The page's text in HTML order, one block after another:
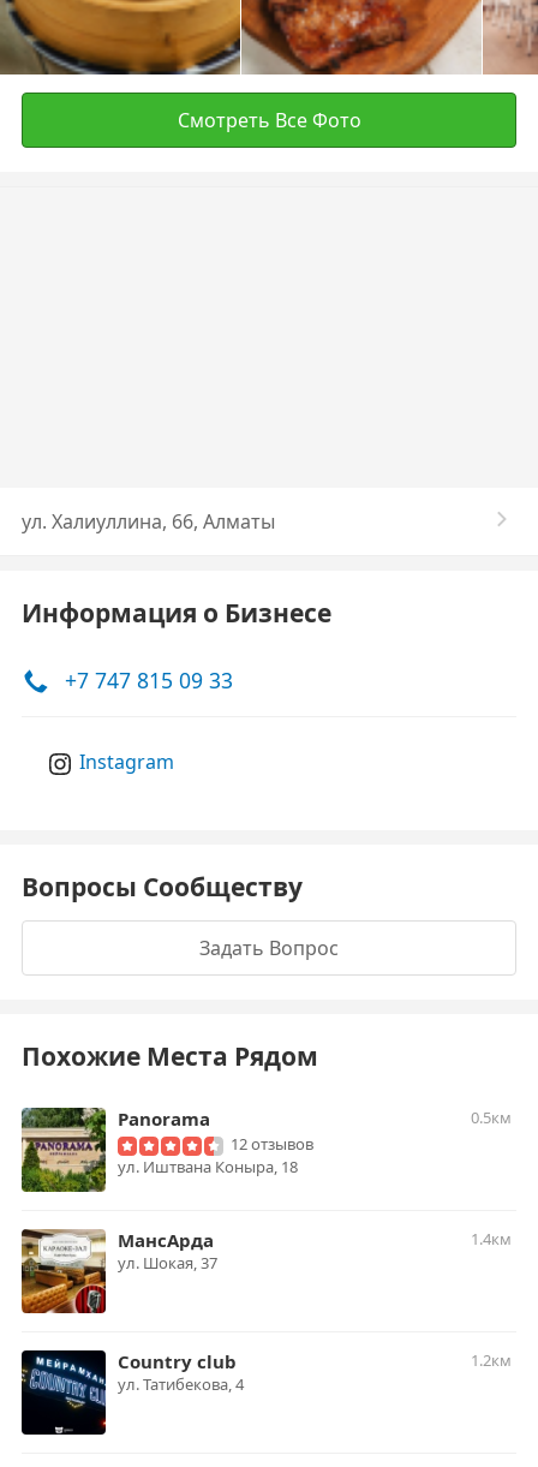
Смотреть Все Фото
​ул. Халиуллина, 66, Алматы
Информация о Бизнесе
+7 747 815 09 33
Instagram
Вопросы Сообществу
Задать Вопрос
Похожие Места Рядом
Panorama
0.5км
12 отзывов
ул. Иштвана Коныра, 18
МансАрда
1.4км
ул. Шокая, 37
Country club
1.2км
ул. Татибекова, 4